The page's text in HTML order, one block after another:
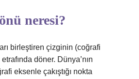
neresi?
birleştiren çizginin (coğrafi
döner. Dünya’nın
eksenle çakıştığı nokta